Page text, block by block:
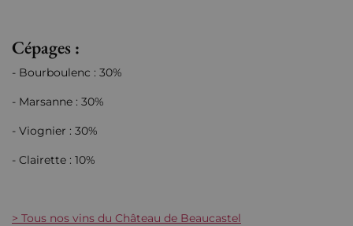
Cépages :
- Bourboulenc : 30%
- Marsanne : 30%
- Viognier : 30%
- Clairette : 10%
> Tous nos vins du Château de Beaucastel